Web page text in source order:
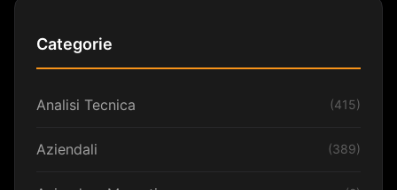
Categorie
Analisi Tecnica (415)
Aziendali (389)